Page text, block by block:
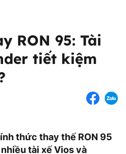
RON 95: Tài
tiết kiệm
thức thay thế RON 95
tài xế Vios và